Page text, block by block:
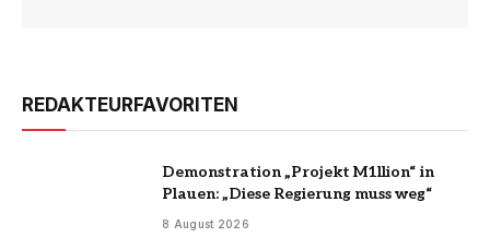
REDAKTEURFAVORITEN
Demonstration „Projekt M1llion“ in
Plauen: „Diese Regierung muss weg“
8 August 2026